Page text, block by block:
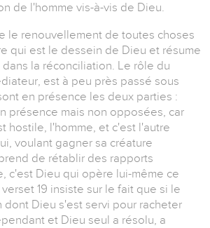
de l'homme vis-à-vis de Dieu.
le renouvellement de toutes choses
qui est le dessein de Dieu et résume
la réconciliation. Le rôle du
est à peu près passé sous
en présence les deux parties :
présence mais non opposées, car
hostile, l'homme, et c'est l'autre
voulant gagner sa créature
de rétablir des rapports
c'est Dieu qui opère lui-même ce
19 insiste sur le fait que si le
dont Dieu s'est servi pour racheter
et Dieu seul a résolu, a